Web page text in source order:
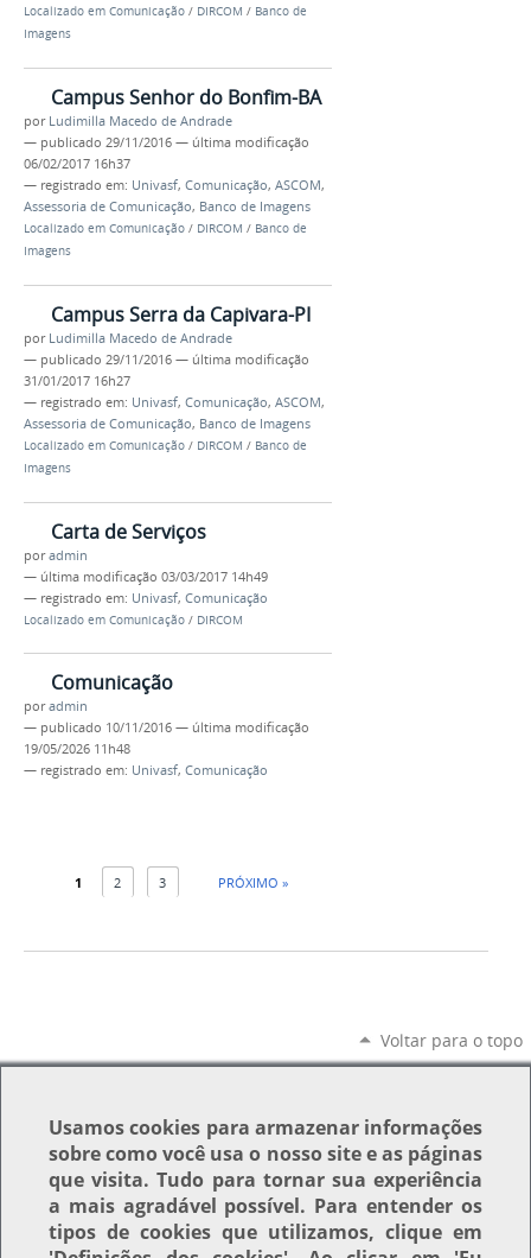
Localizado em Comunicação / DIRCOM / Banco de
Imagens
Campus Senhor do Bonfim-BA
por Ludimilla Macedo de Andrade
— publicado 29/11/2016 — última modificação
06/02/2017 16h37
— registrado em: Univasf, Comunicação, ASCOM,
Assessoria de Comunicação, Banco de Imagens
Localizado em Comunicação / DIRCOM / Banco de
Imagens
Campus Serra da Capivara-PI
por Ludimilla Macedo de Andrade
— publicado 29/11/2016 — última modificação
31/01/2017 16h27
— registrado em: Univasf, Comunicação, ASCOM,
Assessoria de Comunicação, Banco de Imagens
Localizado em Comunicação / DIRCOM / Banco de
Imagens
Carta de Serviços
poradmin
— última modificação 03/03/2017 14h49
— registrado em: Univasf, Comunicação
Localizado em Comunicação / DIRCOM
Comunicação
poradmin
— publicado 10/11/2016 — última modificação
19/05/2026 11h48
— registrado em: Univasf, Comunicação
1 2 3 PRÓXIMO »
Voltar para o topo
Usamoscookies para armazenar informações
sobre como você usa o nosso site e as páginas
que visita. Tudo para tornar sua experiência
a mais agradável possível. Para entender os
tipos de cookies que utilizamos, clique em